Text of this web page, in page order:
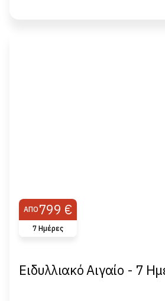
ΑΠΌ 799 €
7 Hμέρες
Ειδυλλιακό Αιγαίο - 7